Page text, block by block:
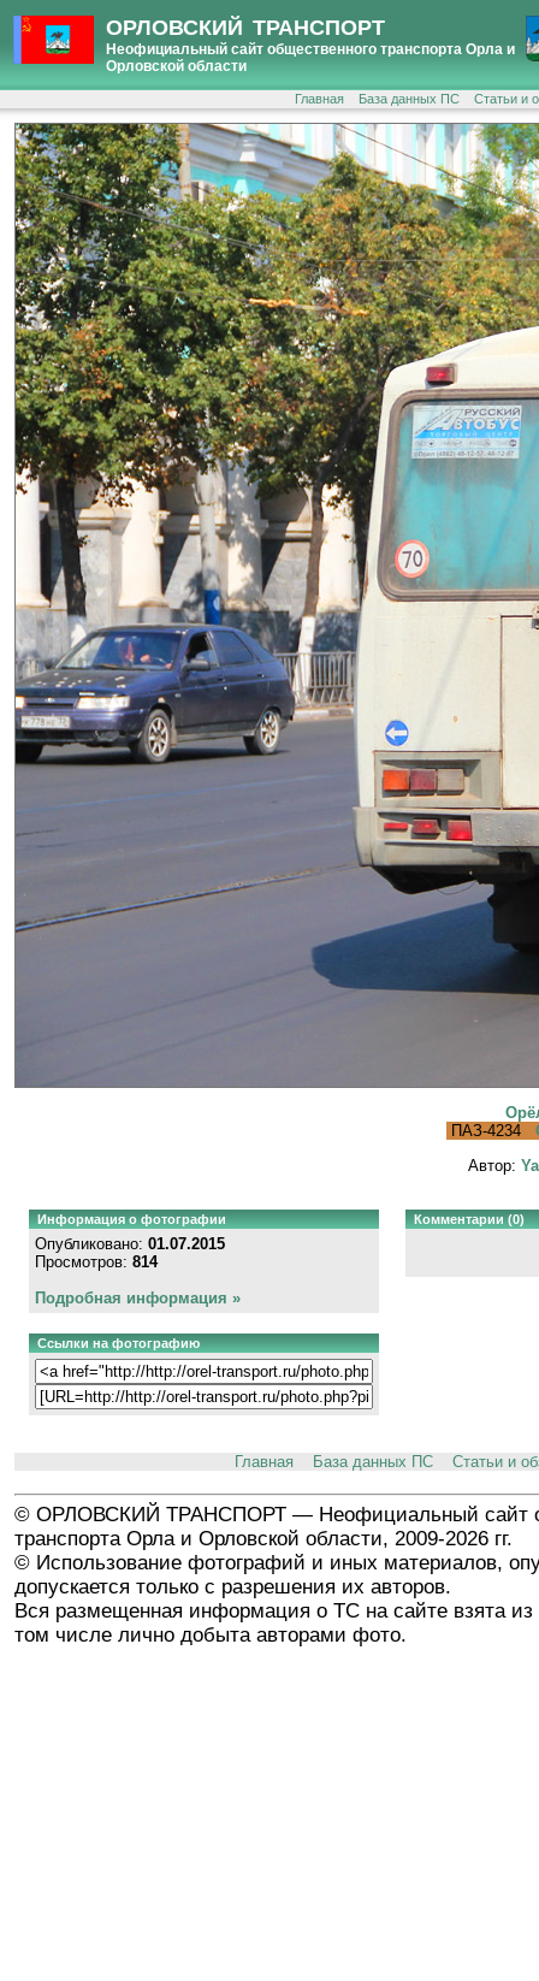
ОРЛОВСКИЙ ТРАНСПОРТ
Неофициальный сайт общественного транспорта Орла и
Орловской области
Главная База данных ПС Статьи и
ПАЗ-4234
Автор:
Информация о фотографии
Опубликовано: 01.07.2015
Просмотров: 814
Подробная информация »
Ссылки на фотографию
Комментарии (0)
Главная База данных ПС Статьи и
© ОРЛОВСКИЙ ТРАНСПОРТ — Неофициальный сайт
транспорта Орла и Орловской области, 2009-2026 гг.
© Использование фотографий и иных материалов,
допускается только с разрешения их авторов.
Вся размещенная информация о ТС на сайте взята из
том числе лично добыта авторами фото.